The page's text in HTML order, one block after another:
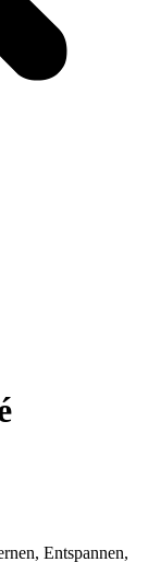
Entspannen,